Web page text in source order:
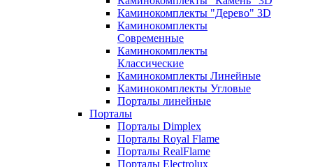
Каминокомплекты "Дерево" 3D
Каминокомплекты
Современные
Каминокомплекты
Классические
Каминокомплекты Линейные
Каминокомплекты Угловые
Порталы линейные
Порталы
Порталы Dimplex
Порталы Royal Flame
Порталы RealFlame
Порталы Electrolux